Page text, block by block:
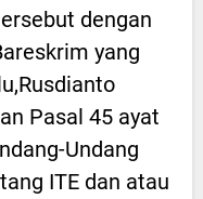
dengan
yang
Pasal 45 ayat
Undang
ITE dan atau